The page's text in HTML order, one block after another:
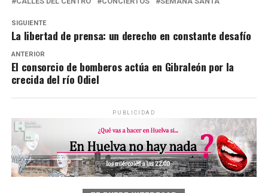
SIGUIENTE
La libertad de prensa: un derecho en constante desafío
ANTERIOR
El consorcio de bomberos actúa en Gibraleón por la
crecida del río Odiel
PUBLICIDAD